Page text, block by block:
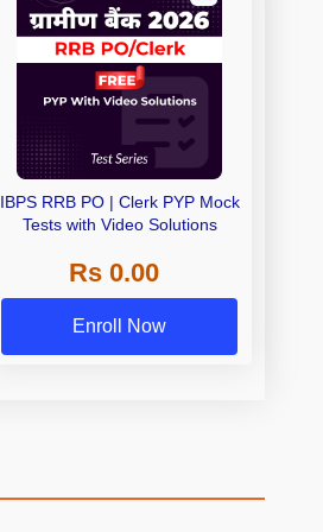
IBPS RRB PO | Clerk PYP Mock
Tests with Video Solutions
Rs 0.00
Enroll Now